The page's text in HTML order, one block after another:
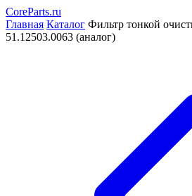
CoreParts.ru
Главная Каталог Фильтр тонкой
51.12503.0063 (аналог)